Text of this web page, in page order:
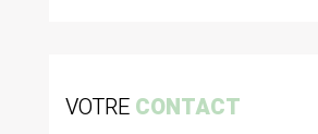
VOTRE CONTACT